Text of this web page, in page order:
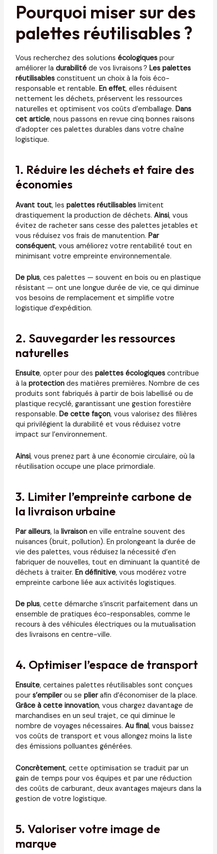
Pourquoi miser sur des
palettes réutilisables ?
Vous recherchez des solutions écologiquespour
améliorer la durabilitéde vos livraisons ? Les palettes
réutilisablesconstituent un choix à la fois éco-
responsable et rentable. En effet, elles réduisent
nettement les déchets, préservent les ressources
naturelles et optimisent vos coûts d’emballage. Dans
cet article, nous passons en revue cinq bonnes raisons
d’adopter ces palettes durables dans votre chaîne
logistique.
1. Réduire les déchets et faire des
économies
Avant tout, les palettes réutilisableslimitent
drastiquement la production de déchets. Ainsi, vous
évitez de racheter sans cesse des palettes jetables et
vous réduisez vos frais de manutention. Par
conséquent, vous améliorez votre rentabilité tout en
minimisant votre empreinte environnementale.
De plus, ces palettes — souvent en bois ou en plastique
résistant — ont une longue durée de vie, ce qui diminue
vos besoins de remplacement et simplifie votre
logistique d’expédition.
2. Sauvegarder les ressources
naturelles
Ensuite, opter pour des palettes écologiquescontribue
à la protectiondes matières premières. Nombre de ces
produits sont fabriqués à partir de bois labellisé ou de
plastique recyclé, garantissant une gestion forestière
responsable. De cette façon, vous valorisez des filières
qui privilégient la durabilité et vous réduisez votre
impact sur l’environnement.
Ainsi, vous prenez part à une économie circulaire, où la
réutilisation occupe une place primordiale.
3. Limiter l’empreinte carbone de
la livraison urbaine
Par ailleurs, la livraisonen ville entraîne souvent des
nuisances (bruit, pollution). En prolongeant la durée de
vie des palettes, vous réduisez la nécessité d’en
fabriquer de nouvelles, tout en diminuant la quantité de
déchets à traiter. En définitive, vous modérez votre
empreinte carbone liée aux activités logistiques.
De plus, cette démarche s’inscrit parfaitement dans un
ensemble de pratiques éco-responsables, comme le
recours à des véhicules électriques ou la mutualisation
des livraisons en centre-ville.
4. Optimiser l’espace de transport
Ensuite, certaines palettes réutilisables sont conçues
pour s’empilerou se plierafin d’économiser de la place.
Grâce à cette innovation, vous chargez davantage de
marchandises en un seul trajet, ce qui diminue le
nombre de voyages nécessaires. Au final, vous baissez
vos coûts de transport et vous allongez moins la liste
des émissions polluantes générées.
Concrètement, cette optimisation se traduit par un
gain de temps pour vos équipes et par une réduction
des coûts de carburant, deux avantages majeurs dans la
gestion de votre logistique.
5. Valoriser votre image de
marque